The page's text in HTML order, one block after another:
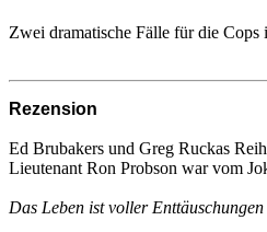
Zwei dramatische Fälle für die
Rezension
Ed Brubakers und Greg Ruckas
Lieutenant Ron Probson war vom
Das Leben ist voller Enttäuschungen